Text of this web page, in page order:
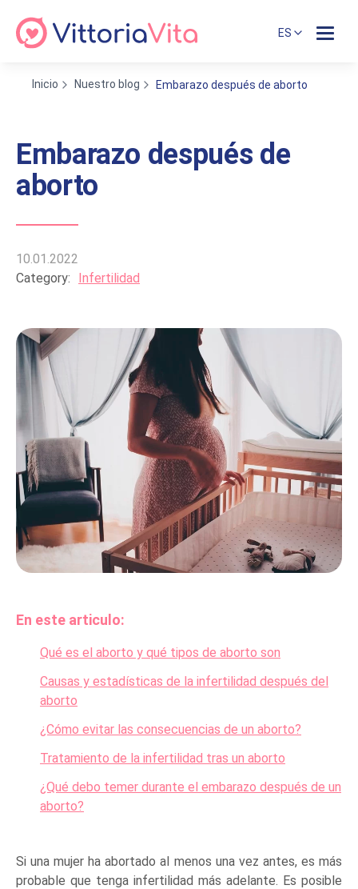
ES
Inicio Nuestro blog Embarazo después de aborto
Embarazo después de
aborto
10.01.2022
Category:
Infertilidad
En este articulo:
Qué es el aborto y qué tipos de aborto son
Causas y estadísticas de la infertilidad después del
aborto
¿Cómo evitar las consecuencias de un aborto?
Tratamiento de la infertilidad tras un aborto
¿Qué debo temer durante el embarazo después de un
aborto?
Si una mujer ha abortado al menos una vez antes, es más
probable que tenga infertilidad más adelante. Es posible